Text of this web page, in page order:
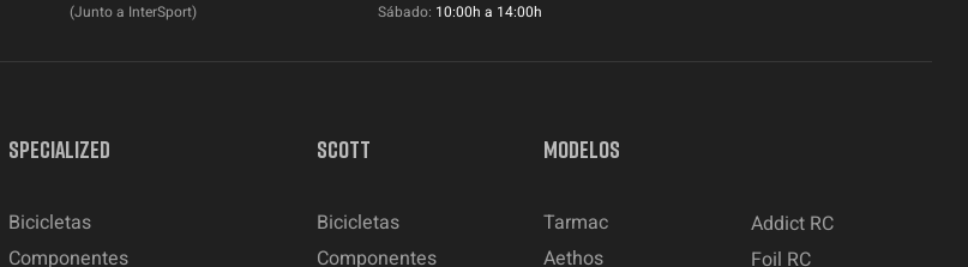
(Junto a InterSport)
Sábado: 10:00h a 14:00h
SPECIALIZED
Bicicletas
Componentes
SCOTT
Bicicletas
Componentes
MODELOS
Tarmac
Aethos
Addict RC
Foil RC